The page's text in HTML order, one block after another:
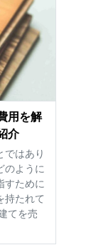
用を解
介
ではあり
のように
すために
持たれて
てを売